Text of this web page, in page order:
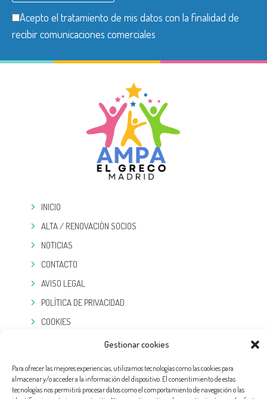
Gestionar cookies
Para ofrecer las mejores experiencias, utilizamos tecnologías como las cookies para
almacenar y/o acceder a la información del dispositivo. El consentimiento de estas
tecnologías nos permitirá procesar datos como el comportamiento de navegación o las
Acepto el tratamiento de mis datos con la finalidad de
recibir comunicaciones comerciales
INICIO
ALTA / RENOVACIÓN SOCIOS
NOTICIAS
CONTACTO
AVISO LEGAL
POLÍTICA DE PRIVACIDAD
COOKIES